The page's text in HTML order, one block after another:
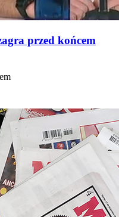
przed końcem